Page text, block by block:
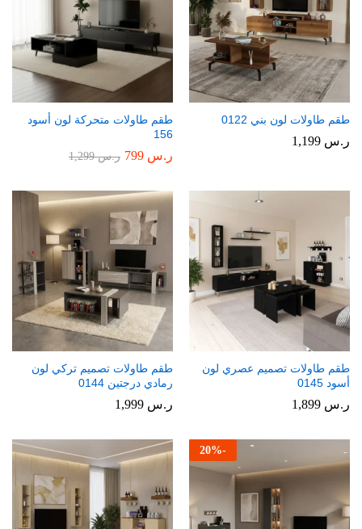
طقم طاولات لون بني 0122
ر.س
طقم طاولات متحركة لون أسود
156
ر.س ر.س1,299
طقم طاولات تصميم عصري لون
أسود 0145
ر.س
طقم طاولات تصميم تركي لون
رمادي درجتين 0144
ر.س
-
20%